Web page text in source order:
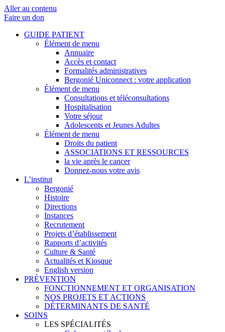
Aller au contenu
Faire un don
GUIDE PATIENT
Élément de menu
Annuaire
Accès et contact
Formalités administratives
Bergonié Uniconnect : votre application
Élément de menu
Consultations et téléconsultations
Hospitalisation
Votre séjour
Adolescents et Jeunes Adultes
Élément de menu
Droits du patient
ASSOCIATIONS ET RESSOURCES
la vie après le cancer
Donnez-nous votre avis
L’institut
Bergonié
Histoire
Directions
Instances
Recrutement
Projets d’établissement
Rapports d’activités
Culture & Santé
Actualités et Kiosque
English version
PRÉVENTION
FONCTIONNEMENT ET ORGANISATION
NOS PROJETS ET ACTIONS
DÉTERMINANTS DE SANTÉ
SOINS
LES SPÉCIALITÉS